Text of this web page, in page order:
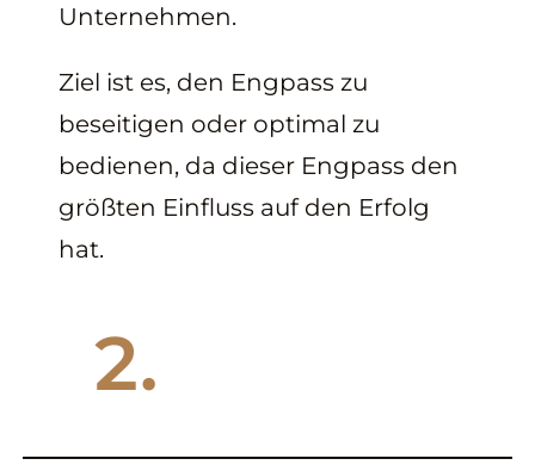
Unternehmen.
Ziel ist es, den Engpass zu
beseitigen oder optimal zu
bedienen, da dieser Engpass den
größten Einfluss auf den Erfolg
hat.
2.